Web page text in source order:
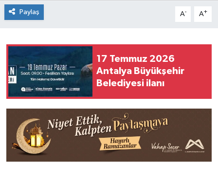
Paylaş A- A+
17 Temmuz 2026
Antalya Büyükşehir
Belediyesi ilanı